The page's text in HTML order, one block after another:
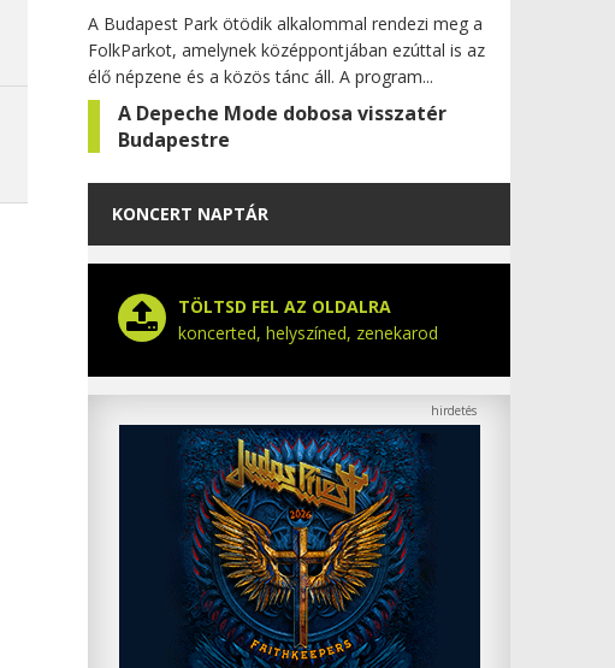
A Budapest Park ötödik alkalommal rendezi meg a
FolkParkot, amelynek középpontjában ezúttal is az
élő népzene és a közös tánc áll. A program...
A Depeche Mode dobosa visszatér
Budapestre
KONCERT NAPTÁR
TÖLTSD FEL AZ OLDALRA
koncerted, helyszíned, zenekarod